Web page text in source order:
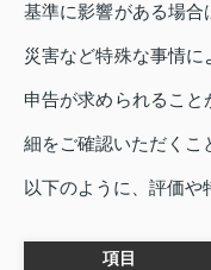
基準に影響がある場合
災害など特殊な事情
申告が求められるこ
細をご確認いただくこ
以下のように、評価や
項目